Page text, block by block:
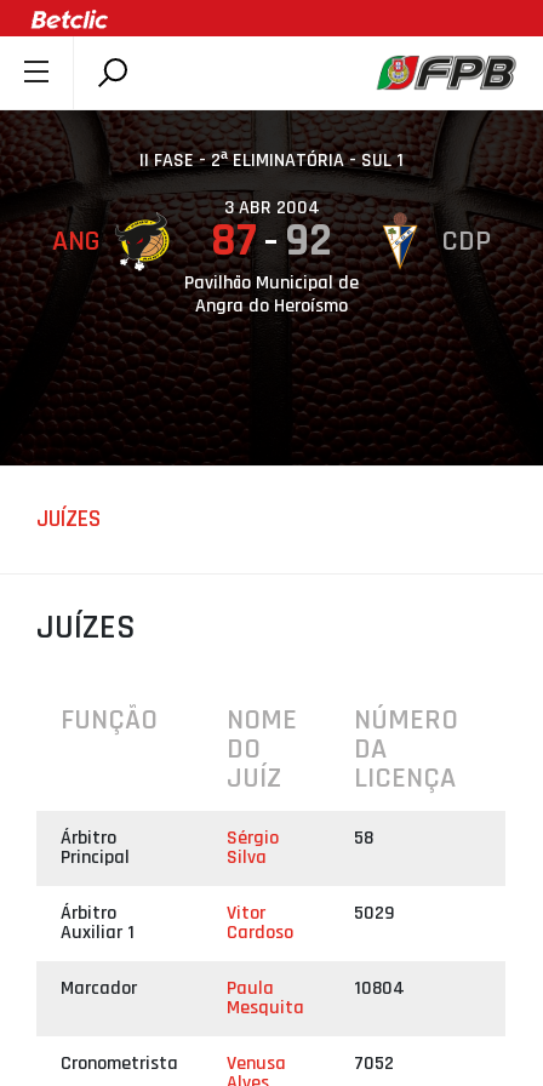
SOBRE A FPB
DOCUMENTOS
ÚLTIMAS
COMPETIÇÕES
ASSOCIAÇÕES
CLUBES
AGENTES
AGENDA
SELEÇÕES
ÁREA TÉCNICA
LIGA BETCLIC MASCULINA
II FASE - 2ª ELIMINATÓRIA - SUL 1
3 ABR 2004
ANG 87 92 CDP
Pavilhão Municipal de
Angra do Heroísmo
JUÍZES
JUÍZES
FUNÇÃO
NOME
DO
JUÍZ
NÚMERO
DA
LICENÇA
Árbitro
Principal
Sérgio
Silva
58
Árbitro
Auxiliar 1
Vitor
Cardoso
5029
Marcador Paula
Mesquita
10804
Cronometrista Venusa 7052